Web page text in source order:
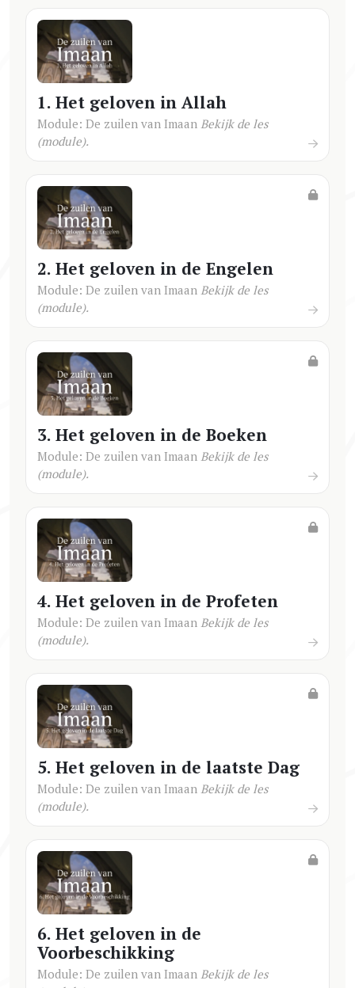
1. Het geloven in Allah
Module: De zuilen van Imaan Bekijk de les
(module).
2. Het geloven in de Engelen
Module: De zuilen van Imaan Bekijk de les
(module).
3. Het geloven in de Boeken
Module: De zuilen van Imaan Bekijk de les
(module).
4. Het geloven in de Profeten
Module: De zuilen van Imaan Bekijk de les
(module).
5. Het geloven in de laatste Dag
Module: De zuilen van Imaan Bekijk de les
(module).
6. Het geloven in de
Voorbeschikking
Module: De zuilen van Imaan Bekijk de les